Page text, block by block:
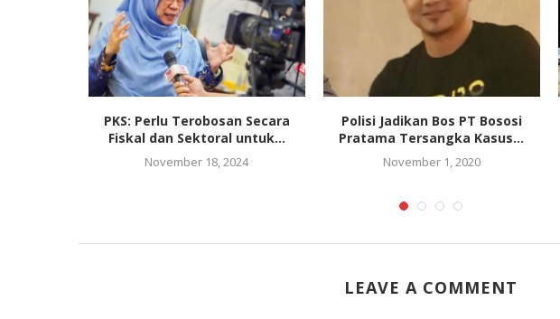
PKS: Perlu Terobosan Secara
Fiskal dan Sektoral untuk...
November 18, 2024
Polisi Jadikan Bos PT Bososi
Pratama Tersangka Kasus...
November 1, 2020
LEAVE A COMMENT